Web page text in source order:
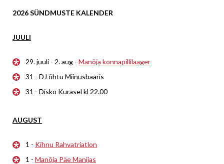
2026 SÜNDMUSTE KALENDER
JUULI
29. juuli - 2. aug - Manõja konnapillilaager
31 - DJ õhtu Miinusbaaris
31 - Disko Kurasel kl 22.00
AUGUST
1 - Kihnu Rahvatriatlon
1 - Manõja Päe Manijas